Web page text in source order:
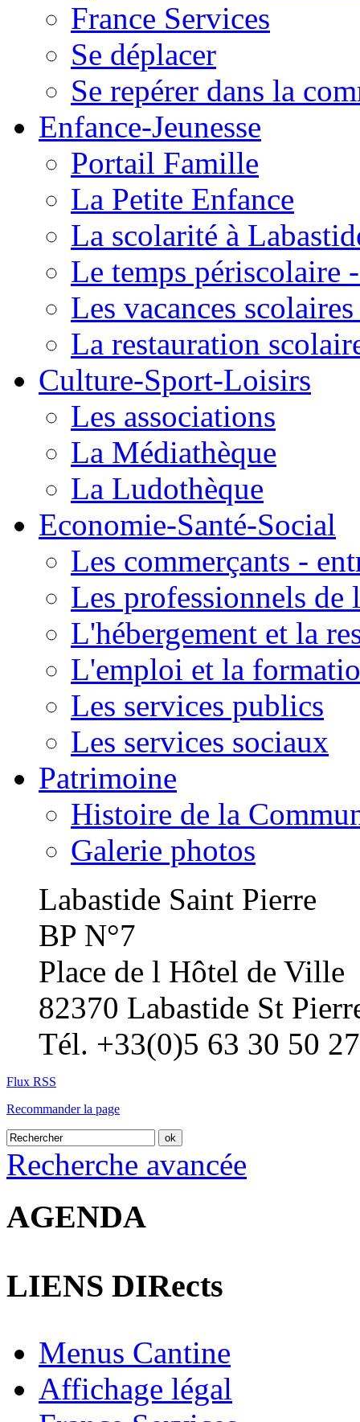
France Services
Se déplacer
Se repérer dans la
Enfance-Jeunesse
Portail Famille
La Petite Enfance
La scolarité à
Le temps périscolaire
Les vacances
La restauration
Culture-Sport-Loisirs
Les associations
La Médiathèque
La Ludothèque
Economie-Santé-Social
Les commerçants -
Les professionnels de
L'hébergement et la
L'emploi et la
Les services publics
Les services sociaux
Patrimoine
Histoire de la
Galerie photos
Labastide Saint Pierre
BP N°7
Place de l Hôtel de Ville
82370 Labastide St
Tél. +33(0)5 63 30 50 27
Flux RSS
Recommander la page
Recherche avancée
AGENDA
LIENS DIRects
Menus Cantine
Affichage légal